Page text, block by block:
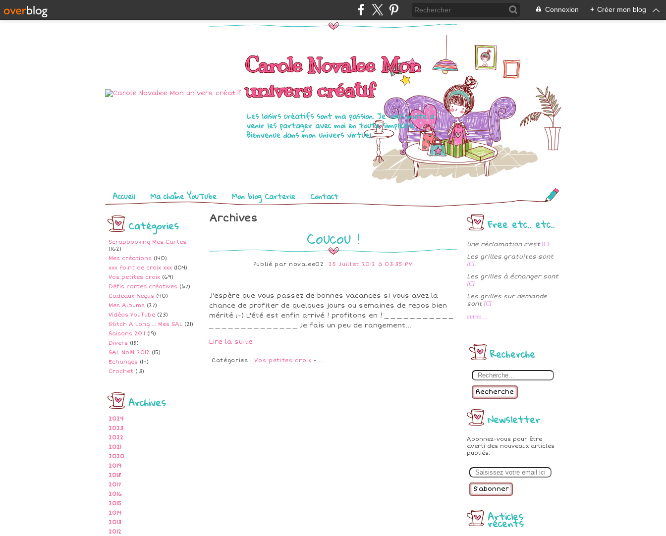
Connexion + Créer mon blog
Carole Novalee Mon
univers créatif
Les loisirs créatifs sont ma passion. Je vous invite à
venir les partager avec moi en toute simplicité.
Bienvenue dans mon univers virtuel.
Pages
Accueil Ma chaîne YouTube Mon blog Carterie Contact
Catégories
Scrapbooking Mes Cartes
(162)
Mes créations (140)
xxx Point de croix xxx (104)
Vos petites croix (69)
Défis cartes créatives (67)
Cadeaux Reçus (40)
Mes Albums (27)
Vidéos YouTube (23)
Stitch A Long ... Mes SAL (21)
Saisons 2011 (19)
Divers (18)
SAL Noël 2012 (15)
Echanges (14)
Crochet (13)
Archives
2024
2023
2022
2021
2020
2019
2018
2017
2016
2015
2014
2013
2012
Free etc.. etc..
Une réclamation c'est ICI
Les grilles gratuites sont
ICI
Les grilles à échanger sont
ICI
Les grilles sur demande
sont ICI
autres ...
Recherche
Recherche
Newsletter
Abonnez-vous pour être
averti des nouveaux articles
publiés.
m
Articles
récents
Archives
Coucou !
Publié par novalee02 25 Juillet 2012 à 03:35 PM
J'espère que vous passez de bonnes vacances si vous avez la
chance de profiter de quelques jours ou semaines de repos bien
mérité ;-) L'été est enfin arrivé ! profitons en ! _ _ _ _ _ _ _ _ _ _ _
_ _ _ _ _ _ _ _ _ _ _ _ _ _ Je fais un peu de rangement...
Lire la suite
Catégories :Vos petites croix - …